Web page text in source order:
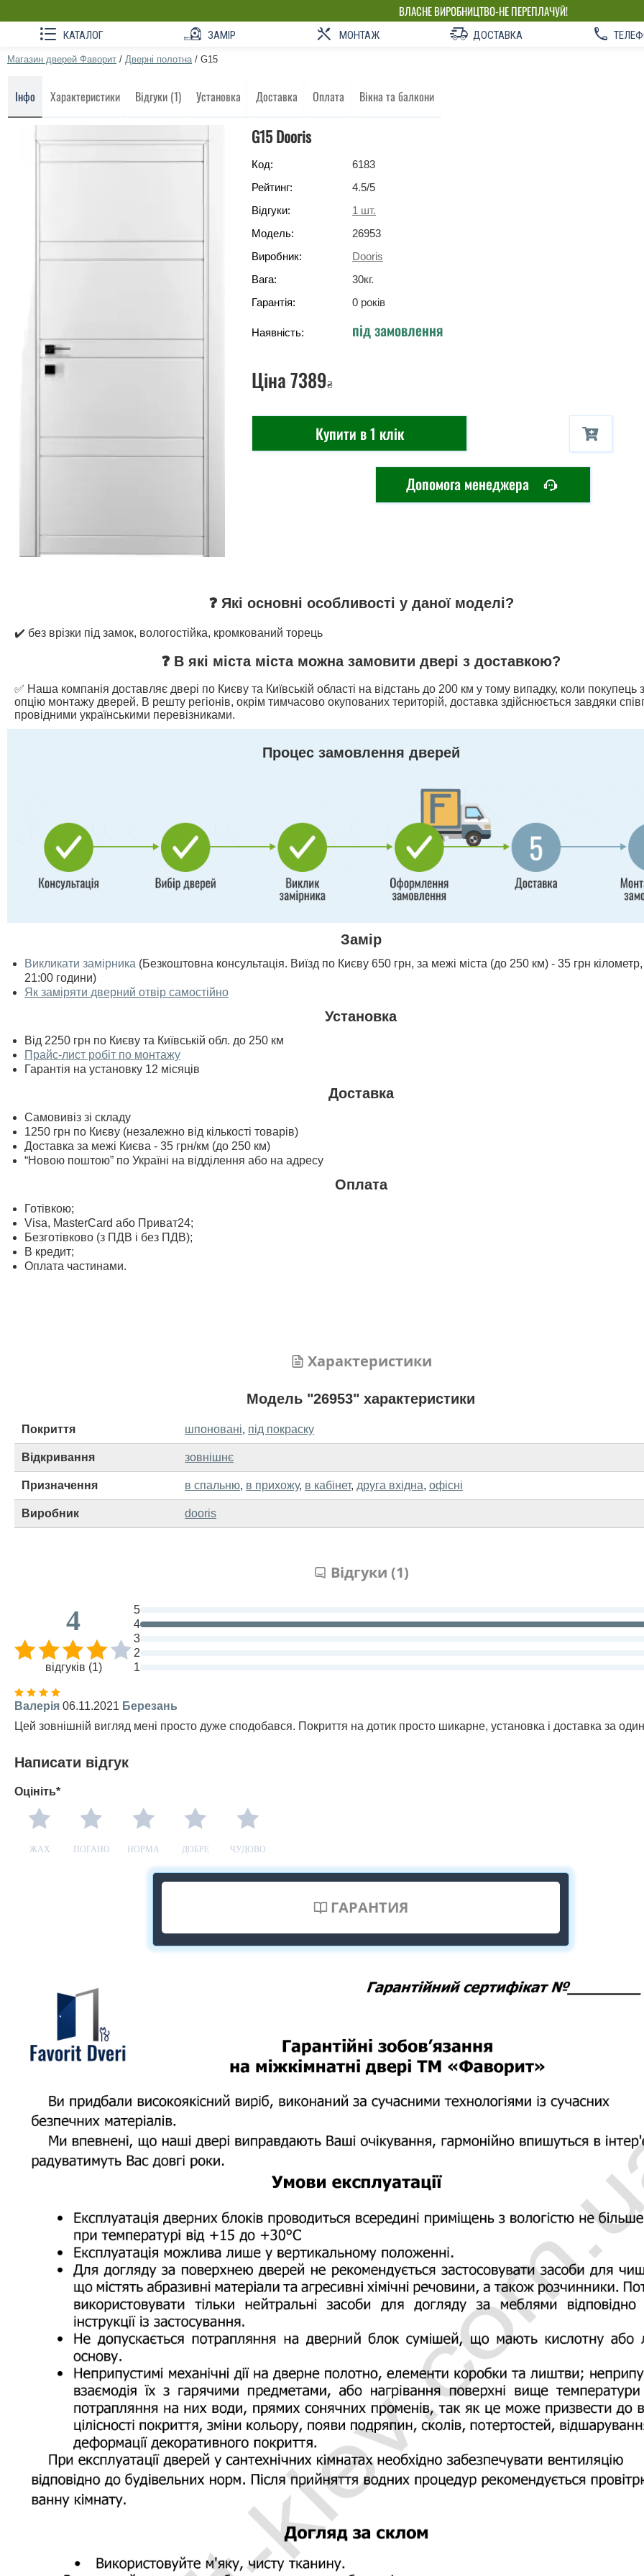
ВЛАСНЕ ВИРОБНИЦТВО-НЕ ПЕРЕПЛАЧУЙ!
КАТАЛОГ ЗАМІР МОНТАЖ ДОСТАВКА
Магазин дверей Фаворит / Дверні полотна / G15
Інфо Характеристики Відгуки (1) Установка Доставка Оплата Вікна та балкони
G15 Dooris
Код:
6183
Рейтинг:
4.5/5
Відгуки:
1 шт.
Модель:
26953
Виробник:
Dooris
Вага:
30кг.
Гарантія:
0 років
Наявність: під замовлення
Ціна7389₴
Купити в 1 клік
Допомога менеджера
❓ Які основні особливості у даної моделі?
✔️ без врізки під замок, вологостійка, кромкований торець
❓ В які міста міста можна замовити двері з доставкою?
✅ Наша компанія доставляє двері по Києву та Київській області на відстань до 200 км у тому випадку, коли покупець
опцію монтажу дверей. В решту регіонів, окрім тимчасово окупованих територій, доставка здійснюється завдяки
провідними українськими перевізниками.
Процес замовлення дверей
Замір
Викликати замірника (Безкоштовна консультація. Виїзд по Києву 650 грн, за межі міста (до 250 км) - 35 грн
21:00 години)
Як заміряти дверний отвір самостійно
Установка
Від 2250 грн по Києву та Київській обл. до 250 км
Прайс-лист робіт по монтажу
Гарантія на установку 12 місяців
Доставка
Самовивіз зі складу
1250 грн по Києву (незалежно від кількості товарів)
Доставка за межі Києва - 35 грн/км (до 250 км)
“Новою поштою” по Україні на відділення або на адресу
Оплата
Готівкою;
Visa, MasterСard або Приват24;
Безготівково (з ПДВ і без ПДВ);
В кредит;
Оплата частинами.
Характеристики
Модель "26953" характеристики
Покриття шпоновані, під покраску
Відкривання зовнішнє
Призначення в спальню, в прихожу, в кабінет, друга вхідна, офісні
Виробник dooris
Відгуки (1)
4
відгуків (1)
5
4
3
2
1
Валерія 06.11.2021 Березань
Цей зовнішній вигляд мені просто дуже сподобався. Покриття на дотик просто шикарне, установка і доставка за
Написати відгук
Оцініть*
ЖАХ ПОГАНО НОРМА ДОБРЕ ЧУДОВО
ГАРАНТИЯ